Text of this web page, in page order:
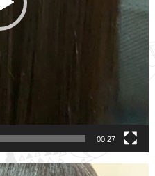
00:27